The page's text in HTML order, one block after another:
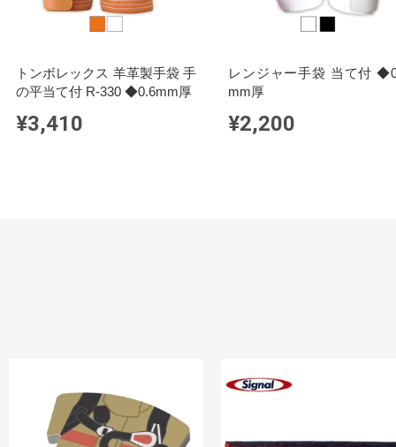
トンボレックス 羊革製手袋 手
の平当て付 R-330 ◆0.6mm厚
¥3,410
レンジャー手袋 当て付
mm厚
¥2,200